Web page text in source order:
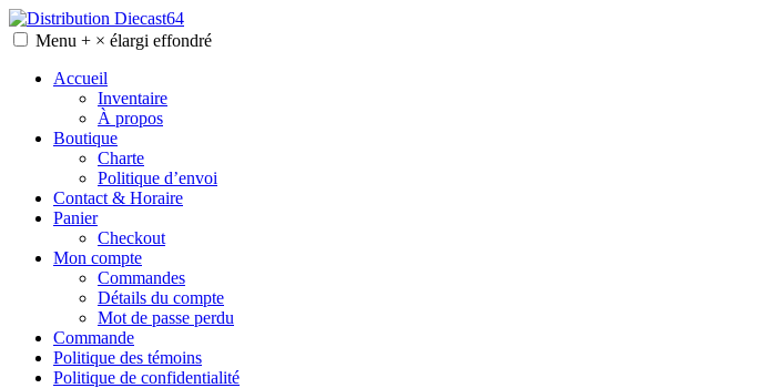
Skip
to
Distribution Diecast64
Une passion, un mode de vie.
Menu + × élargi effondré
Accueil
Inventaire
À propos
Boutique
Charte
Politique d’envoi
Contact & Horaire
Panier
Checkout
Mon compte
Commandes
Détails du compte
Mot de passe perdu
Commande
Politique des témoins
Politique de confidentialité